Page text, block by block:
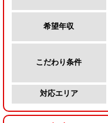
希望年収
こだわり条件
対応エリア